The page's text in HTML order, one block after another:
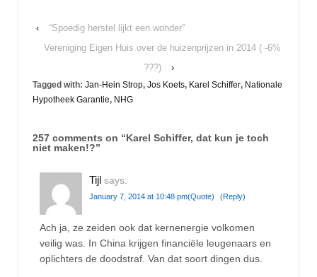
‹
“Spoedig herstel lijkt een wonder”
Vereniging Eigen Huis over de huizenprijzen in 2014 ( -6%
???)
›
Tagged with: Jan-Hein Strop, Jos Koets, Karel Schiffer, Nationale
Hypotheek Garantie, NHG
257 comments on “Karel Schiffer, dat kun je toch
niet maken!?”
Tijl says:
January 7, 2014 at 10:48 pm(Quote) (Reply)
Ach ja, ze zeiden ook dat kernenergie volkomen
veilig was. In China krijgen financiële leugenaars en
oplichters de doodstraf. Van dat soort dingen dus.